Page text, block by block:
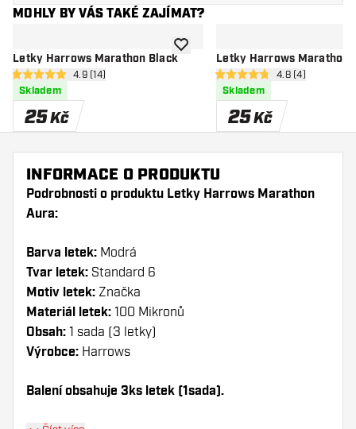
MOHLY BY VÁS TAKÉ ZAJÍMAT?
Letky Harrows Marathon Black
otevřít panel recenzí
4.9 hodnoticí hvězdičky
4.9 (14)
Skladem
25Kč
Přidat do seznamu přání
Letky Harrows Marathon
otevřít panel
4.8 hodnoticí hvězdičky
4.8 (4)
Skladem
25Kč
INFORMACE O PRODUKTU
Podrobnosti o produktu Letky Harrows Marathon
Aura:
Barva letek: Modrá
Tvar letek: Standard 6
Motiv letek: Značka
Materiál letek: 100 Mikronů
Obsah: 1 sada (3 letky)
Výrobce: Harrows
Balení obsahuje 3ks letek (1sada).